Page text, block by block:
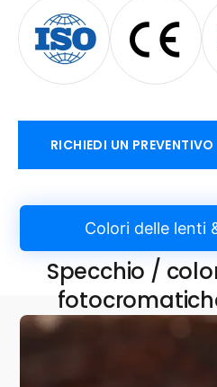
RICHIEDI UN PREVENTIVO
Colori delle lenti
Specchio /